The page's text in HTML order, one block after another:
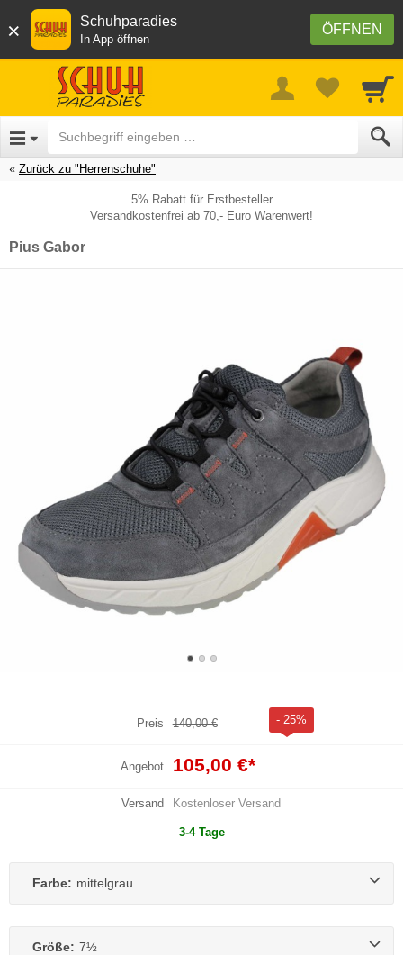
× ÖFFNEN
Schuhparadies
In App öffnen
Zurück zu "Herrenschuhe"
5% Rabatt für Erstbesteller
Versandkostenfrei ab 70,- Euro Warenwert!
Pius Gabor
Preis 140,00 € - 25%
Angebot 105,00 €*
Versand Kostenloser Versand
3-4 Tage
Farbe: mittelgrau
Größe: 7½